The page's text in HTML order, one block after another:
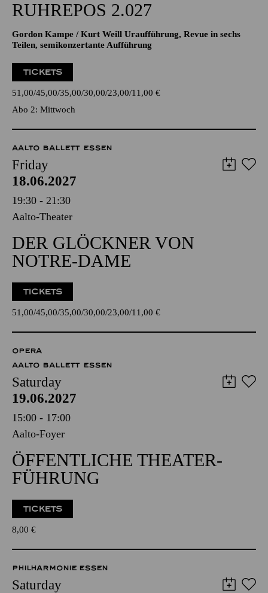
RUHREPOS 2.027
Gordon Kampe / Kurt Weill Uraufführung, Revue in sechs
Teilen, semikonzertante Aufführung
TICKETS
51,00 45,00 35,00 30,00 23,00 11,00 €
Abo 2: Mittwoch
AALTO BALLETT ESSEN
Friday
18.06.2027
19:30 - 21:30
Aalto-Theater
DER GLÖCKNER VON
NOTRE-DAME
TICKETS
51,00 45,00 35,00 30,00 23,00 11,00 €
OPERA
AALTO BALLETT ESSEN
Saturday
19.06.2027
15:00 - 17:00
Aalto-Foyer
ÖFFENTLICHE THEATER­
FÜHRUNG
TICKETS
8,00 €
PHILHARMONIE ESSEN
Saturday